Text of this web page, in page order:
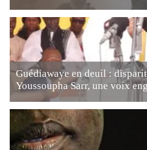
Guédiawaye en deuil :
Youssoupha Sarr, une voix